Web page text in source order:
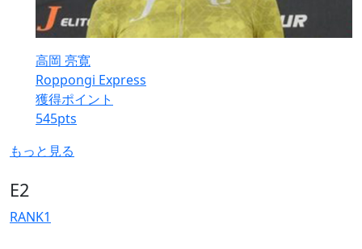
高岡 亮寛
Roppongi Express
獲得ポイント
545pts
もっと見る
E2
RANK1